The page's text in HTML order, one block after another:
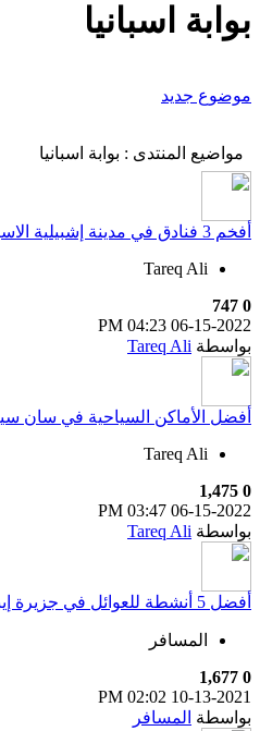
بوابة اسبانيا
موضوع جديد
مواضيع المنتدى : بوابة اسبانيا
أفخم 3 فنادق في مدينة إشبيلية الاسبانية
Tareq Ali
0
747
06-15-2022
04:23 PM
بواسطة Tareq Ali
أفضل الأماكن السياحية في سان
Tareq Ali
0
1,475
06-15-2022
03:47 PM
بواسطة Tareq Ali
أفضل 5 أنشطة للعوائل في جزيرة إيبيزا الإسبانية
المسافر
0
1,677
10-13-2021
02:02 PM
بواسطة المسافر